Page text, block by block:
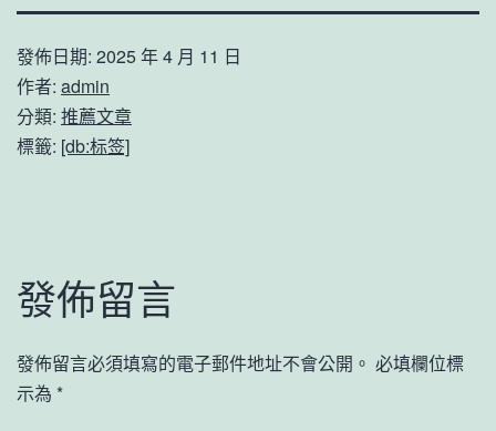
發佈日期: 2025 年 4 月 11 日
作者: admin
分類: 推薦文章
標籤: [db:标签]
發佈留言
發佈留言必須填寫的電子郵件地址不會公開。 必填欄位標
示為 *